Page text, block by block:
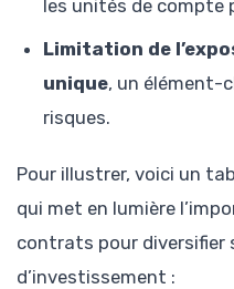
les unités de compte
Limitation de
unique, un élément-
risques.
Pour illustrer, voici un
qui met en lumière
contrats pour diversifier
d’investissement :